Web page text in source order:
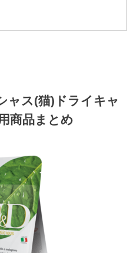
ャス(猫)ドライキャ
商品まとめ